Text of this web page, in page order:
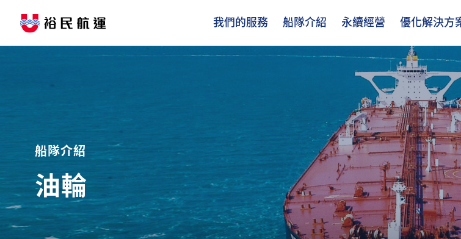
我們的服務 船隊介紹 永續經營 優化解決方
船隊介紹
油輪